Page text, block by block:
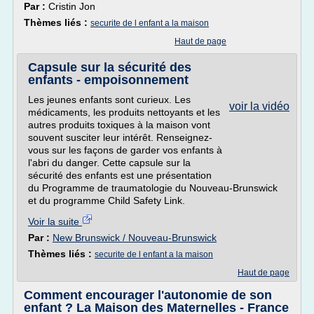
Par : Cristin Jon
Thèmes liés : securite de l enfant a la maison
Haut de page
Capsule sur la sécurité des
enfants - empoisonnement
voir la vidéo
Les jeunes enfants sont curieux. Les
médicaments, les produits nettoyants et les
autres produits toxiques à la maison vont
souvent susciter leur intérêt. Renseignez-
vous sur les façons de garder vos enfants à
l'abri du danger. Cette capsule sur la
sécurité des enfants est une présentation
du Programme de traumatologie du Nouveau-Brunswick
et du programme Child Safety Link.
Voir la suite
Par : New Brunswick / Nouveau-Brunswick
Thèmes liés : securite de l enfant a la maison
Haut de page
Comment encourager l'autonomie de son
enfant ? La Maison des Maternelles - France